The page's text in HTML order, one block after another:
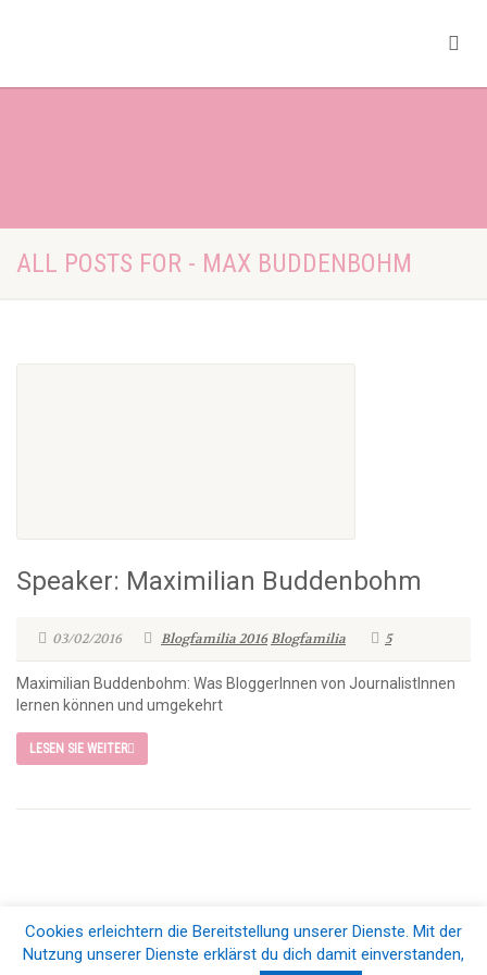
ALL POSTS FOR - MAX BUDDENBOHM
Speaker: Maximilian Buddenbohm
03/02/2016 Blogfamilia 2016Blogfamilia 5
Maximilian Buddenbohm: Was BloggerInnen von JournalistInnen
lernen können und umgekehrt
LESEN SIE WEITER
© 2026 Blogfamilia e.V.. All Rights Reserved |Impressum & Datenschutz
Cookies erleichtern die Bereitstellung unserer Dienste. Mit der
Nutzung unserer Dienste erklärst du dich damit einverstanden,